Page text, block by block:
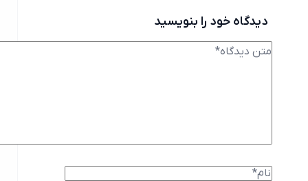
دیدگاه خود را بنویسید